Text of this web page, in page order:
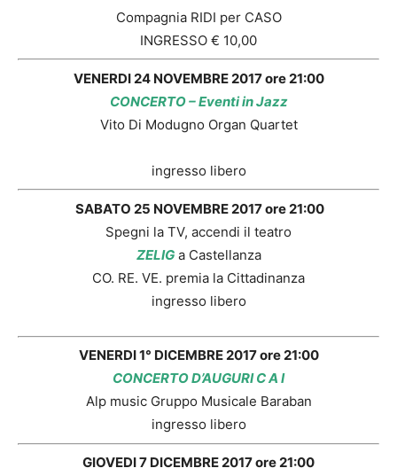
Compagnia RIDI per CASO
INGRESSO € 10,00
VENERDI 24 NOVEMBRE 2017 ore 21:00
CONCERTO – Eventi in Jazz
Vito Di Modugno Organ Quartet
ingresso libero
SABATO 25 NOVEMBRE 2017 ore 21:00
Spegni la TV, accendi il teatro
ZELIGa Castellanza
CO. RE. VE. premia la Cittadinanza
ingresso libero
VENERDI 1° DICEMBRE 2017 ore 21:00
CONCERTO D’AUGURI C A I
Alp music Gruppo Musicale Baraban
ingresso libero
GIOVEDI 7 DICEMBRE 2017 ore 21:00